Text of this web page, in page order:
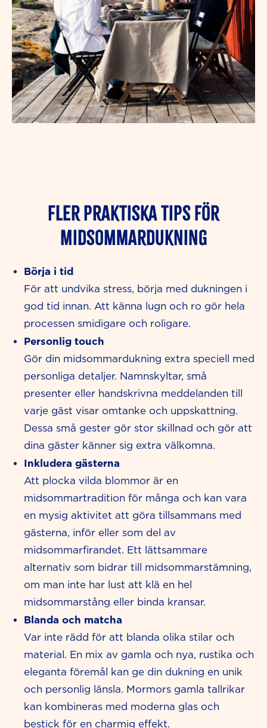
Fler praktiska tips för
midsommardukning
Börja i tid
För att undvika stress, börja med dukningen i
god tid innan. Att känna lugn och ro gör hela
processen smidigare och roligare.
Personlig touch
Gör din midsommardukning extra speciell med
personliga detaljer. Namnskyltar, små
presenter eller handskrivna meddelanden till
varje gäst visar omtanke och uppskattning.
Dessa små gester gör stor skillnad och gör att
dina gäster känner sig extra välkomna.
Inkludera gästerna
Att plocka vilda blommor är en
midsommartradition för många och kan vara
en mysig aktivitet att göra tillsammans med
gästerna, inför eller som del av
midsommarfirandet. Ett lättsammare
alternativ som bidrar till midsommarstämning,
om man inte har lust att klä en hel
midsommarstång eller binda kransar.
Blanda och matcha
Var inte rädd för att blanda olika stilar och
material. En mix av gamla och nya, rustika och
eleganta föremål kan ge din dukning en unik
och personlig länsla. Mormors gamla tallrikar
kan kombineras med moderna glas och
bestick för en charmig effekt.